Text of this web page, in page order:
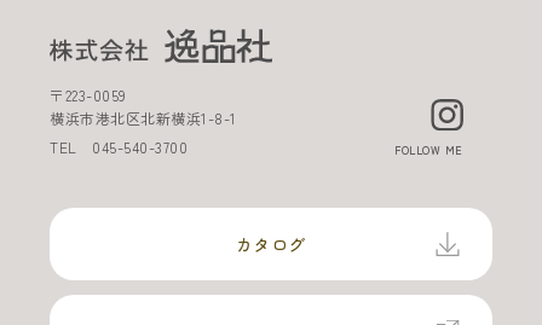
〒223-0059
横浜市港北区北新横浜1-8-1
TEL 045-540-3700 FOLLOW ME
カタログ